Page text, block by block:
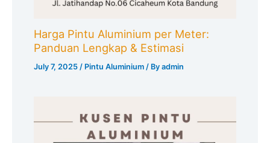
Harga Pintu Aluminium per Meter:
Panduan Lengkap & Estimasi
July 7, 2025/ Pintu Aluminium / Byadmin